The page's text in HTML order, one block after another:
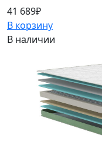
41 689₽
В корзину
В наличии